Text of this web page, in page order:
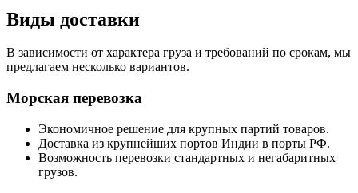
Виды доставки
В зависимости от характера груза и требований по срокам, мы
предлагаем несколько вариантов.
Морская перевозка
Экономичное решение для крупных партий товаров.
Доставка из крупнейших портов Индии в порты РФ.
Возможность перевозки стандартных и негабаритных
грузов.